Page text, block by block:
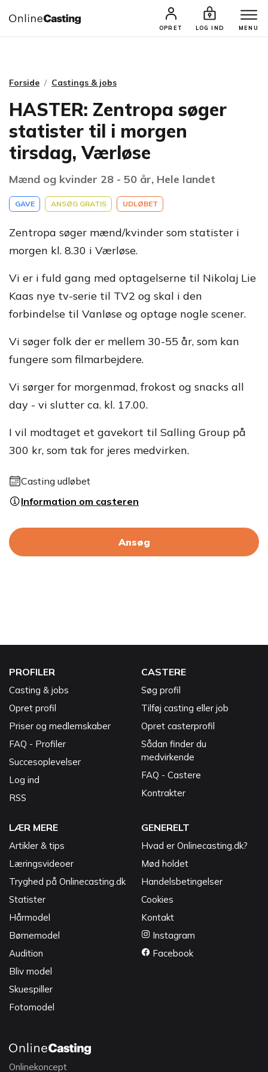
OPRET LOG IND MENU
CASTINGS & JOBS SØG PROFIL
Forside Castings & jobs
HASTER: Zentropa søger
statister til i morgen
tirsdag, Værløse
Mænd og kvinder 28 - 50 år, Hele landet
GAVE ANSØG GRATIS UDLØBET
Zentropa søger mænd/kvinder som statister i
morgen kl. 8.30 i Værløse.
Vi er i fuld gang med optagelserne til Nikolaj Lie
Kaas nye tv-serie til TV2 og skal i den
forbindelse til Vanløse og optage nogle scener.
Vi søger folk der er mellem 30-55 år, som kan
fungere som filmarbejdere.
Vi sørger for morgenmad, frokost og snacks all
day - vi slutter ca. kl. 17.00.
I vil modtaget et gavekort til Salling Group på
300 kr, som tak for jeres medvirken.
Casting udløbet
Information om casteren
Ansøg
PROFILER
Casting & jobs
Opret profil
Priser og medlemskaber
FAQ - Profiler
Succesoplevelser
Log ind
RSS
CASTERE
Søg profil
Tilføj casting eller job
Opret casterprofil
Sådan finder du
medvirkende
FAQ - Castere
Kontrakter
LÆR MERE
Artikler & tips
Læringsvideoer
Tryghed på Onlinecasting.dk
Statister
Hårmodel
Børnemodel
Audition
Bliv model
Skuespiller
Fotomodel
GENERELT
Hvad er Onlinecasting.dk?
Mød holdet
Handelsbetingelser
Cookies
Kontakt
Instagram
Facebook
Onlinekoncept